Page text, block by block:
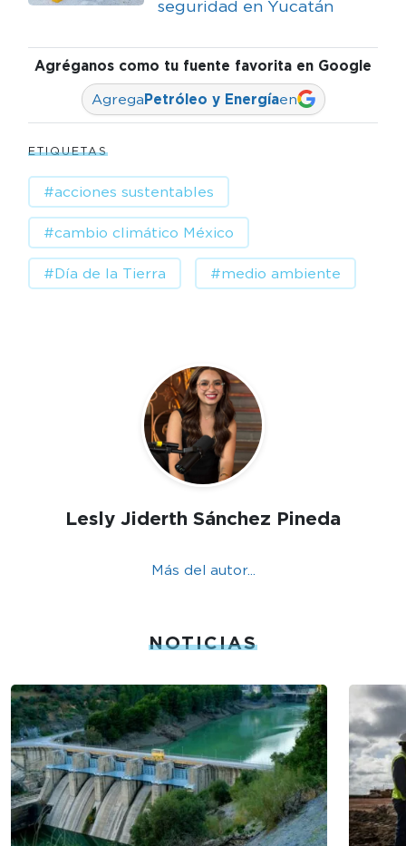
seguridad en Yucatán
Agréganos como tu fuente favorita en Google
AgregaPetróleo y Energíaen
ETIQUETAS
#acciones sustentables
#cambio climático México
#Día de la Tierra #medio ambiente
Lesly Jiderth Sánchez Pineda
Más del autor...
NOTICIAS